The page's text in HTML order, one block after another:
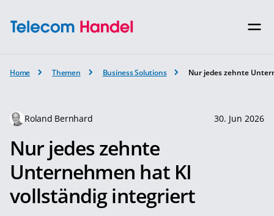
Home Themen Business Solutions Nur jedes zehnte
Roland Bernhard 30. Jun 2026
Nur jedes zehnte
Unternehmen hat KI
vollständig integriert